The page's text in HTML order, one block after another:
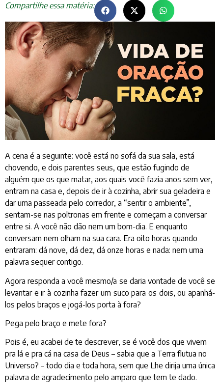
Compartilhe essa matéria:
A cena é a seguinte: você está no sofá da sua sala, está
chovendo, e dois parentes seus, que estão fugindo de
alguém que os que matar, aos quais você fazia anos sem ver,
entram na casa e, depois de ir à cozinha, abrir sua geladeira e
dar uma passeada pelo corredor, a “sentir o ambiente”,
sentam-se nas poltronas em frente e começam a conversar
entre si. A você não dão nem um bom-dia. E enquanto
conversam nem olham na sua cara. Era oito horas quando
entraram: dá nove, dá dez, dá onze horas e nada: nem uma
palavra sequer contigo.
Agora responda a você mesmo/a se daria vontade de você se
levantar e ir à cozinha fazer um suco para os dois, ou apanhá-
los pelos braços e jogá-los porta à fora?
Pega pelo braço e mete fora?
Pois é, eu acabei de te descrever, se é você dos que vivem
pra lá e pra cá na casa de Deus – sabia que a Terra flutua no
Universo? – todo dia e toda hora, sem que Lhe dirija uma única
palavra de agradecimento pelo amparo que tem te dado.